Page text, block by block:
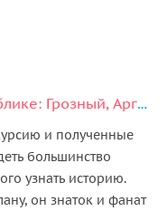
Экспресс по Чеченской республике: Грозный, Аргун и Шали
и полученные
большинство
узнать историю.
он знаток и фанат